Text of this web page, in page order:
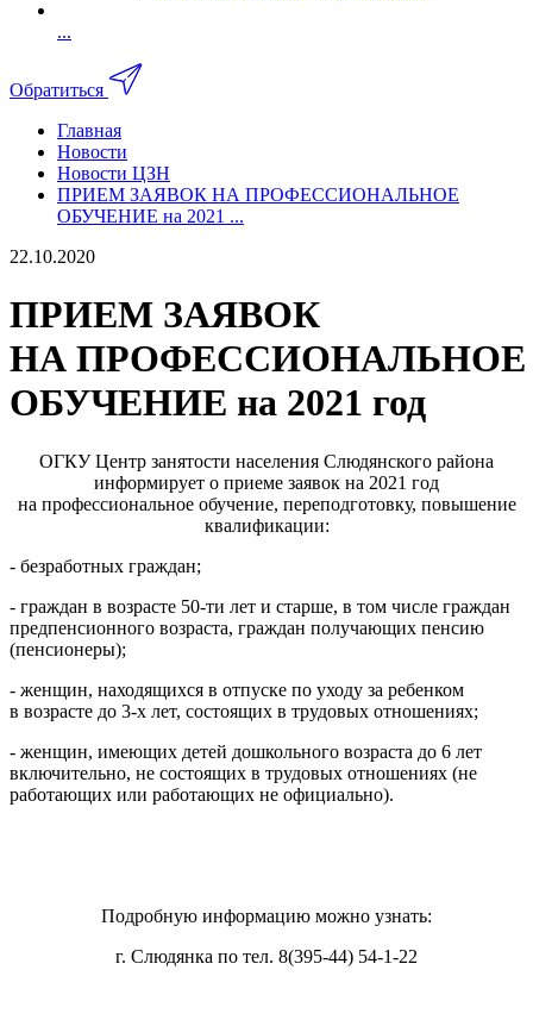
...
Обратиться
Главная
Новости
Новости ЦЗН
ПРИЕМ ЗАЯВОК НА ПРОФЕССИОНАЛЬНОЕ
ОБУЧЕНИЕ на 2021 ...
22.10.2020
ПРИЕМ ЗАЯВОК
НА ПРОФЕССИОНАЛЬНОЕ
ОБУЧЕНИЕ на 2021 год
ОГКУ Центр занятости населения Слюдянского района
информирует о приеме заявок на 2021 год
на профессиональное обучение, переподготовку, повышение
квалификации:
- безработных граждан;
- граждан в возрасте 50-ти лет и старше, в том числе граждан
предпенсионного возраста, граждан получающих пенсию
(пенсионеры);
- женщин, находящихся в отпуске по уходу за ребенком
в возрасте до 3-х лет, состоящих в трудовых отношениях;
- женщин, имеющих детей дошкольного возраста до 6 лет
включительно, не состоящих в трудовых отношениях (не
работающих или работающих не официально).
Подробную информацию можно узнать:
г. Слюдянка по тел. 8(395-44) 54-1-22